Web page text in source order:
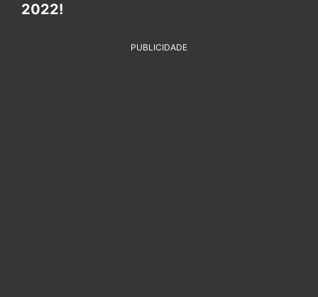
2022!
PUBLICIDADE